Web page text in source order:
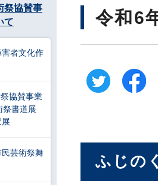
令和6
ふじの
祭協賛事
て
者文化作
協賛事業
祭書道展
芸術祭舞